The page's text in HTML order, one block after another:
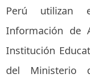
Perú utilizan
Información de
Institución
del Ministerio